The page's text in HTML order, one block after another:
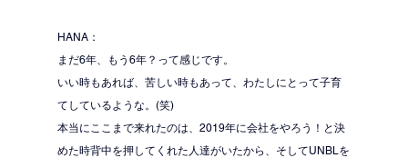
HANA：
まだ6年、もう6年？って感じです。
いい時もあれば、苦しい時もあって、わたしにとって子育
てしているような。(笑)
本当にここまで来れたのは、2019年に会社をやろう！と決
めた時背中を押してくれた人達がいたから、そしてUNBLを